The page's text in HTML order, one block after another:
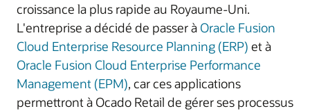
croissance la plus rapide au Royaume-Uni.
L'entreprise a décidé de passer à Oracle Fusion
Cloud Enterprise Resource Planning (ERP) et à
Oracle Fusion Cloud Enterprise Performance
Management (EPM), car ces applications
permettront à Ocado Retail de gérer ses processus